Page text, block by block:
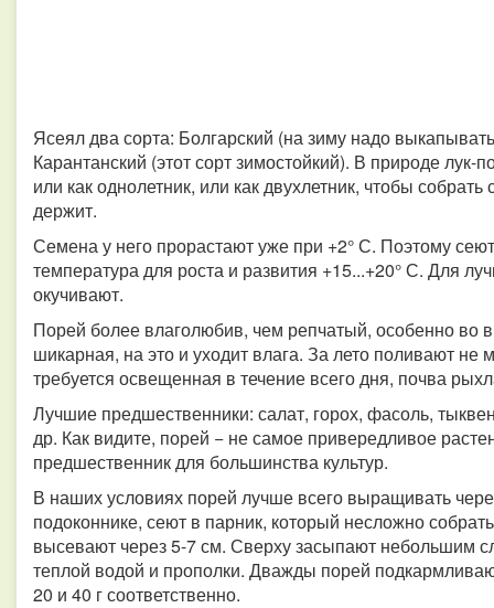
Ясеял два сорта: Болгарский (на зиму надо
Карантанский (этот сорт зимостойкий). В природе
или как однолетник, или как двухлетник, чтобы
держит.
Семена у него прорастают уже при +2° С. Поэтому
температура для роста и развития +15...+20° С. Для
окучивают.
Порей более влаголюбив, чем репчатый, особенно во
шикарная, на это и уходит влага. За лето поливают не
требуется освещенная в течение всего дня, почва
Лучшие предшественники: салат, горох, фасоль,
др. Как видите, порей − не самое привередливое
предшественник для большинства культур.
В наших условиях порей лучше всего выращивать
подоконнике, сеют в парник, который несложно
высевают через 5-7 см. Сверху засыпают небольшим
теплой водой и прополки. Дважды порей
20 и 40 г соответственно.